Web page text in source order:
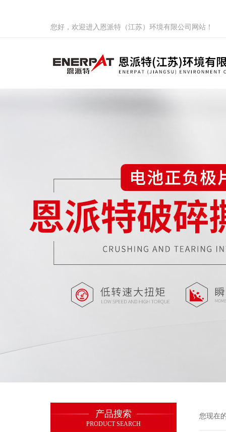
您好，欢迎进入恩派特（江苏）环境有限公司网站！
产品搜索
PRODUCT SEARCH
您现在